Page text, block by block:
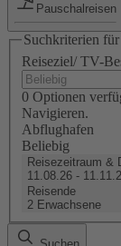
Pauschalreisen
Suchkriterien für
Reiseziel/ TV-
0 Optionen
Navigieren.
Abflughafen
Beliebig
Reisezeitraum &
11.08.26 -
Reisende
2 Erwachsene